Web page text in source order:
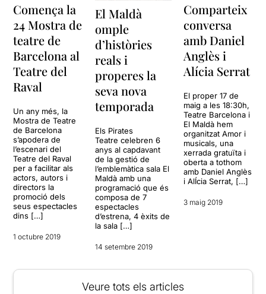
Comença la
24 Mostra de
teatre de
Barcelona al
Teatre del
Raval
Un any més, la
Mostra de Teatre
de Barcelona
s’apodera de
l’escenari del
Teatre del Raval
per a facilitar als
actors, autors i
directors la
promoció dels
seus espectacles
dins […]
1 octubre 2019
El Maldà
omple
d’històries
reals i
properes la
seva nova
temporada
Els Pirates
Teatre celebren 6
anys al capdavant
de la gestió de
l’emblemàtica sala El
Maldà amb una
programació que és
composa de 7
espectacles
d’estrena, 4 èxits de
la sala […]
14 setembre 2019
Comparteix
conversa
amb Daniel
Anglès i
Alícia Serrat
El proper 17 de
maig a les 18:30h,
Teatre Barcelona i
El Maldà hem
organitzat Amor i
musicals, una
xerrada gratuïta i
oberta a tothom
amb Daniel Anglès
i AlÍcia Serrat, […]
3 maig 2019
Veure tots els articles